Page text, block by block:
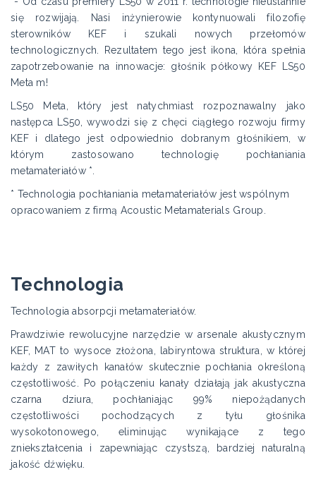
się rozwijają. Nasi inżynierowie kontynuowali filozofię
sterowników KEF i szukali nowych przełomów
technologicznych. Rezultatem tego jest ikona, która spełnia
zapotrzebowanie na innowacje: głośnik półkowy KEF LS50
Meta m!
LS50 Meta, który jest natychmiast rozpoznawalny jako
następca LS50, wywodzi się z chęci ciągłego rozwoju firmy
KEF i dlatego jest odpowiednio dobranym głośnikiem, w
którym zastosowano technologię pochłaniania
metamateriałów *.
* Technologia pochłaniania metamateriałów jest wspólnym
opracowaniem z firmą Acoustic Metamaterials Group.
Technologia
Technologia absorpcji metamateriałów.
Prawdziwie rewolucyjne narzędzie w arsenale akustycznym
KEF, MAT to wysoce złożona, labiryntowa struktura, w której
każdy z zawiłych kanałów skutecznie pochłania określoną
częstotliwość. Po połączeniu kanały działają jak akustyczna
czarna dziura, pochłaniając 99% niepożądanych
częstotliwości pochodzących z tyłu głośnika
wysokotonowego, eliminując wynikające z tego
zniekształcenia i zapewniając czystszą, bardziej naturalną
jakość dźwięku.